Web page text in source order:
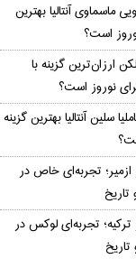
ماسماوی آنتالیا بهترین
است؟
ارزان‌ترین گزینه با
نوروز است؟
سلین آنتالیا بهترین گزینه
تجربه‌ای خاص در
تجربه‌ای لوکس در